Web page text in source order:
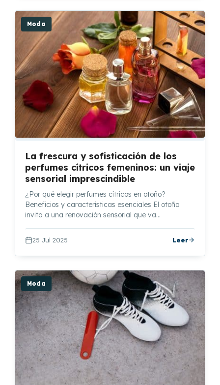
Moda
La frescura y sofisticación de los
perfumes cítricos femeninos: un viaje
sensorial imprescindible
¿Por qué elegir perfumes cítricos en otoño?
Beneficios y características esenciales El otoño
invita a una renovación sensorial que va…
25 Jul 2025 Leer
Moda